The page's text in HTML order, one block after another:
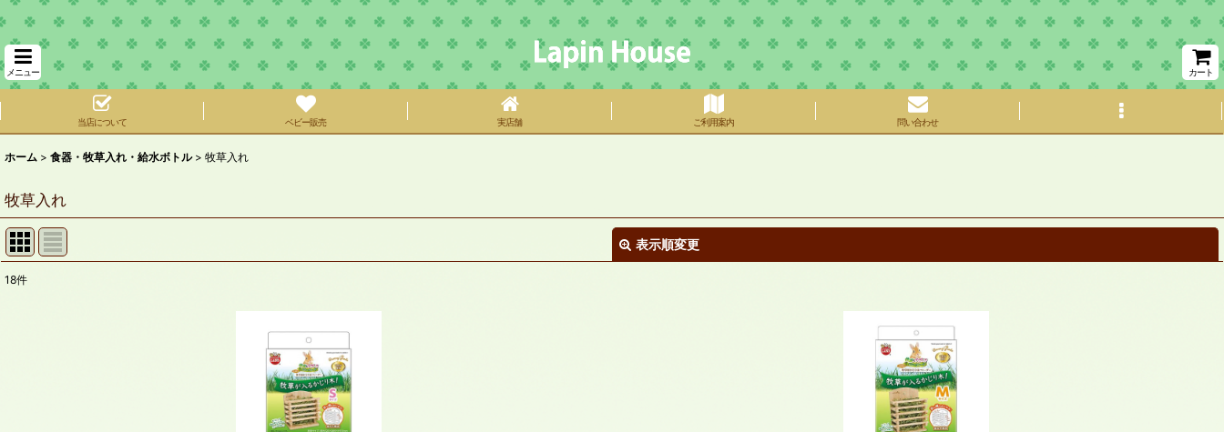
メニュー カート
当店について ベビー販売 実店舗 ご利用案内 問い合わせ
ホーム > 食器・牧草入れ・給水ボトル > 牧草入れ
牧草入れ
表示順変更
18件